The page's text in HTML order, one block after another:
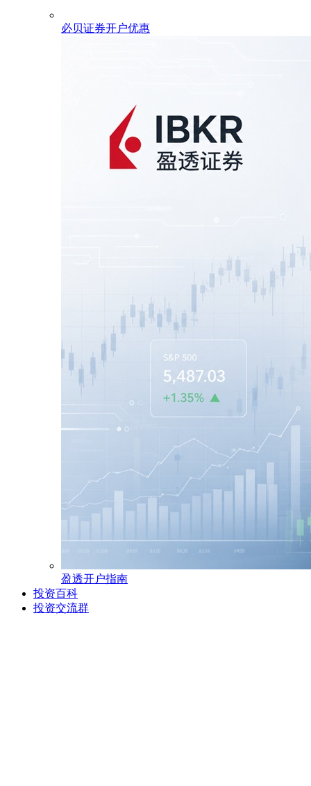
必贝证券开户优惠
盈透开户指南
投资百科
投资交流群